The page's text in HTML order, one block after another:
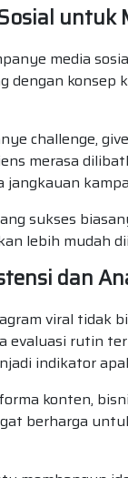
untuk
media
dengan
challenge,
merasa
jangkauan
sukses
lebih mudah
dan
viral tidak
evaluasi rutin
indikator
konten,
berharga